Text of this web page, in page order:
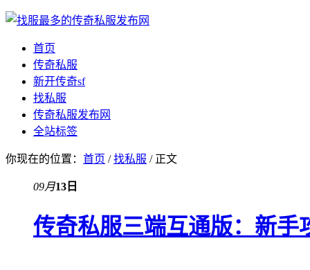
首页
传奇私服
新开传奇sf
找私服
传奇私服发布网
全站标签
你现在的位置： 首页 /找私服 / 正文
09月13日
传奇私服三端互通版：新手